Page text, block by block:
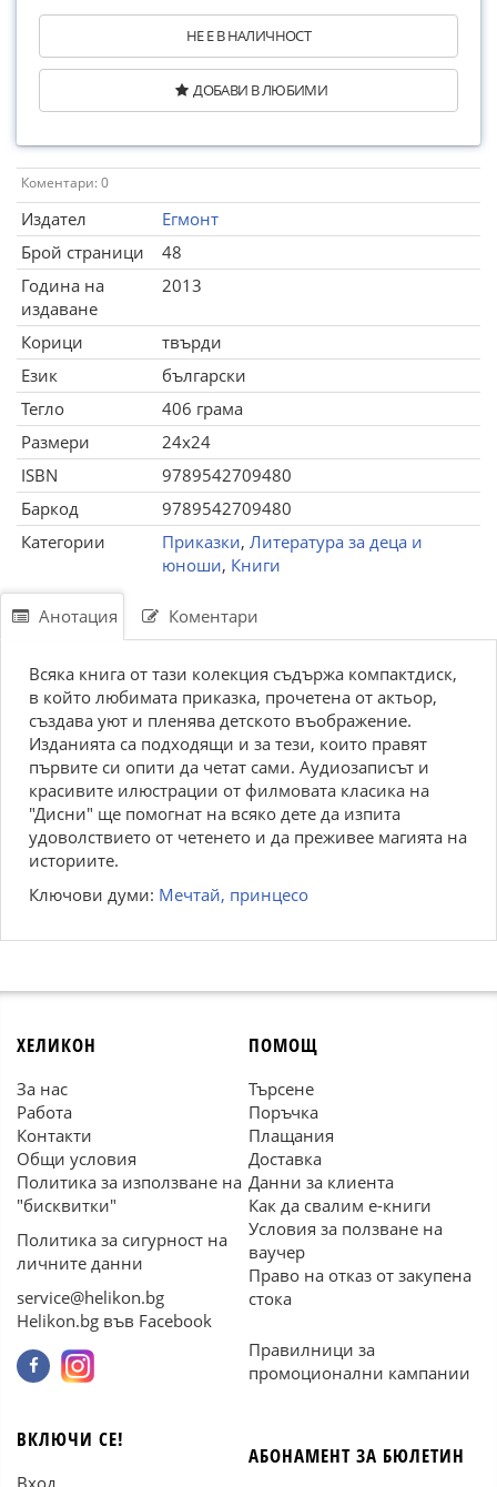
НЕ Е В НАЛИЧНОСТ
ДОБАВИ В ЛЮБИМИ
Коментари: 0
Издател
Егмонт
Брой страници
48
Година на
издаване
2013
Корици
твърди
Език
български
Тегло
406 грама
Размери
24x24
ISBN
9789542709480
Баркод
9789542709480
Категории
Приказки, Литература за деца и
юноши, Книги
Анотация Коментари
Всяка книга от тази колекция съдържа компактдиск,
в който любимата приказка, прочетена от актьор,
създава уют и пленява детското въображение.
Изданията са подходящи и за тези, които правят
първите си опити да четат сами. Аудиозаписът и
красивите илюстрации от филмовата класика на
"Дисни" ще помогнат на всяко дете да изпита
удоволствието от четенето и да преживее магията на
историите.
Ключови думи: Мечтай, принцесо
ХЕЛИКОН
За нас
Работа
Контакти
Общи условия
Политика за използване на
"бисквитки"
Политика за сигурност на
личните данни
service@helikon.bg
Helikon.bg във Facebook
ПОМОЩ
Търсене
Поръчка
Плащания
Доставка
Данни за клиента
Как да свалим е-книги
Условия за ползване на
ваучер
Право на отказ от закупена
стока
Правилници за
промоционални кампании
ВКЛЮЧИ СЕ!
Вход
АБОНАМЕНТ ЗА БЮЛЕТИН